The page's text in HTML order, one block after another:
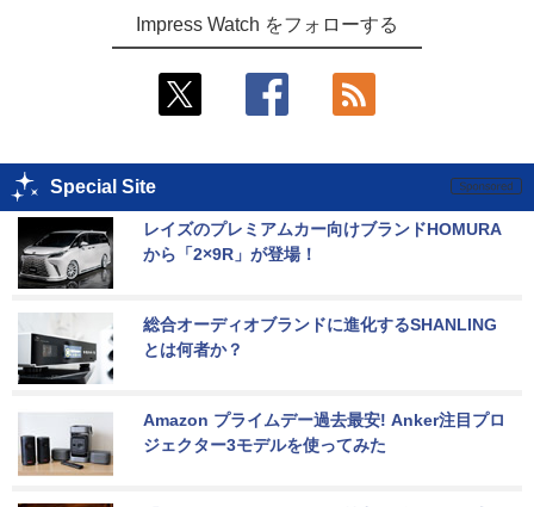
Impress Watch をフォローする
Special Site
レイズのプレミアムカー向けブランドHOMURA
から「2×9R」が登場！
総合オーディオブランドに進化するSHANLING
とは何者か？
Amazon プライムデー過去最安! Anker注目プロ
ジェクター3モデルを使ってみた